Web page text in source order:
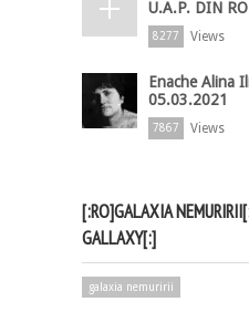
U.A.P. DIN
8277 Views
Enache Alina
05.03.2021
7867 Views
[:RO]GALAXIA
GALLAXY[:]
galaxia nemuririi